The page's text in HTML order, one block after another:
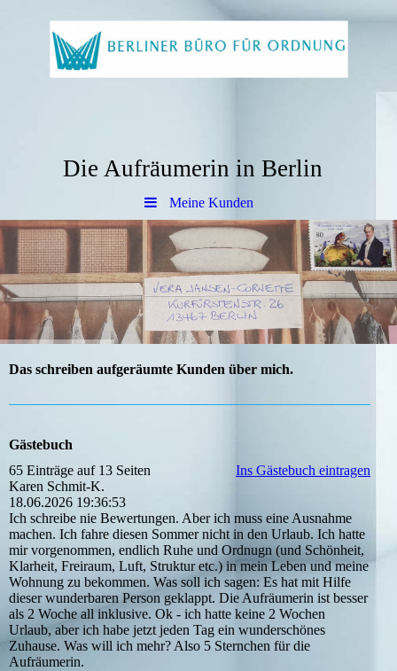
Die Aufräumerin in Berlin
Meine Kunden
Das schreiben aufgeräumte Kunden über mich.
Gästebuch
65 Einträge auf 13 Seiten
Ins Gästebuch eintragen
Karen Schmit-K.
18.06.2026 19:36:53
Ich schreibe nie Bewertungen. Aber ich muss eine Ausnahme
machen. Ich fahre diesen Sommer nicht in den Urlaub. Ich hatte
mir vorgenommen, endlich Ruhe und Ordnugn (und Schönheit,
Klarheit, Freiraum, Luft, Struktur etc.) in mein Leben und meine
Wohnung zu bekommen. Was soll ich sagen: Es hat mit Hilfe
dieser wunderbaren Person geklappt. Die Aufräumerin ist besser
als 2 Woche all inklusive. Ok - ich hatte keine 2 Wochen
Urlaub, aber ich habe jetzt jeden Tag ein wunderschönes
Zuhause. Was will ich mehr? Also 5 Sternchen für die
Aufräumerin.